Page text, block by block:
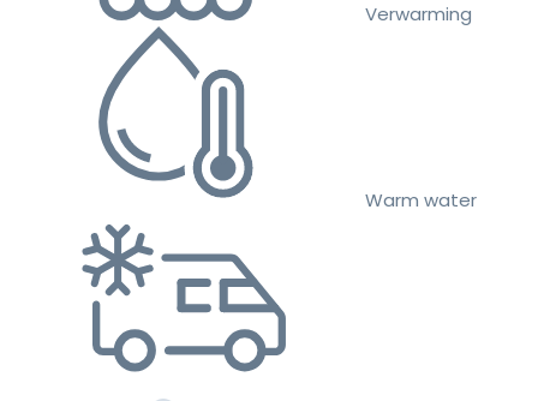
Verwarming
Warm water